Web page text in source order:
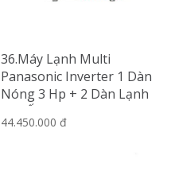
36.Máy Lạnh Multi
Panasonic Inverter 1 Dàn
Nóng 3 Hp + 2 Dàn Lạnh
Nối Ống Gió 1.5 Hp-2 Hp
44.450.000 đ